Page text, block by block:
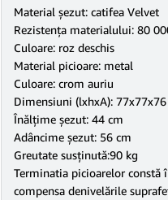
Material şezut: catifea Velvet
Rezistenţa materialului: 80
Culoare: roz deschis
Material picioare: metal
Culoare: crom auriu
Dimensiuni (lxhxA):
Înălţime şezut: 44 cm
Adâncime şezut: 56 cm
Greutate susţinută:90 kg
Terminatia picioarelor
compensa denivelările